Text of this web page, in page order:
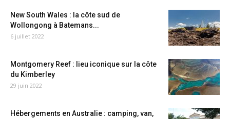
New South Wales : la côte sud de
Wollongong à Batemans...
6 juillet 2022
Montgomery Reef : lieu iconique sur la côte
du Kimberley
29 juin 2022
Hébergements en Australie : camping, van,